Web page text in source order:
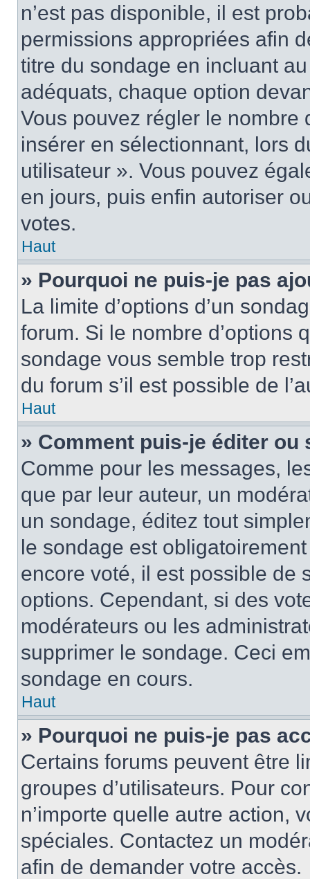
n’est pas disponible, il est
permissions appropriées afin
titre du sondage en incluant
adéquats, chaque option
Vous pouvez régler le nombre
insérer en sélectionnant, lors
utilisateur ». Vous pouvez
en jours, puis enfin autoriser
votes.
Haut
» Pourquoi ne puis-je pas
La limite d’options d’un
forum. Si le nombre d’options
sondage vous semble trop
du forum s’il est possible de
Haut
» Comment puis-je éditer ou
Comme pour les messages,
que par leur auteur, un
un sondage, éditez tout
le sondage est
encore voté, il est possible de
options. Cependant, si des
modérateurs ou les
supprimer le sondage. Ceci
sondage en cours.
Haut
» Pourquoi ne puis-je pas
Certains forums peuvent être
groupes d’utilisateurs. Pour
n’importe quelle autre action,
spéciales. Contactez un
afin de demander votre accès.